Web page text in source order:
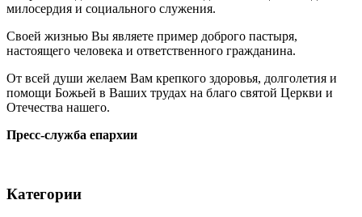
милосердия и социального служения.
Своей жизнью Вы являете пример доброго пастыря,
настоящего человека и ответственного гражданина.
От всей души желаем Вам крепкого здоровья, долголетия и
помощи Божьей в Ваших трудах на благо святой Церкви и
Отечества нашего.
Пресс-служба епархии
Категории